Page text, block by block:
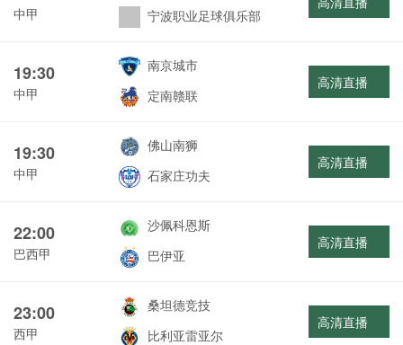
中甲
宁波职业足球俱乐部
19:30
中甲
南京城市
定南赣联
高清直播
19:30
中甲
佛山南狮
石家庄功夫
高清直播
22:00
巴西甲
沙佩科恩斯
巴伊亚
高清直播
23:00
西甲
桑坦德竞技
比利亚雷亚尔
高清直播